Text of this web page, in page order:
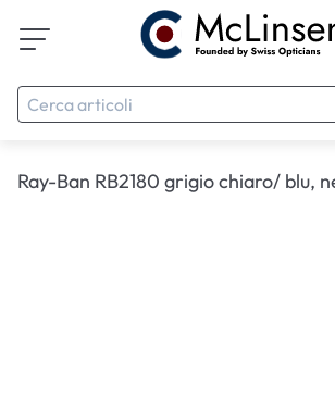
Ray-Ban RB2180 grigio chiaro/ blu,